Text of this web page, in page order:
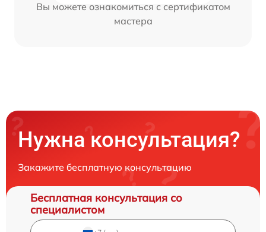
Вы можете ознакомиться с сертификатом
мастера
Нужна консультация?
Закажите бесплатную консультацию
Бесплатная консультация со
специалистом